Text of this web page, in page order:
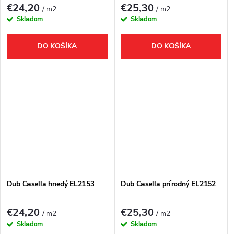
€24,20/ m2
Skladom
DO KOŠÍKA
€25,30/ m2
Skladom
DO KOŠÍKA
Dub Casella hnedý EL2153
€24,20/ m2
Skladom
Dub Casella prírodný EL2152
€25,30/ m2
Skladom